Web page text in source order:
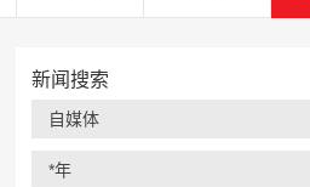
新闻搜索